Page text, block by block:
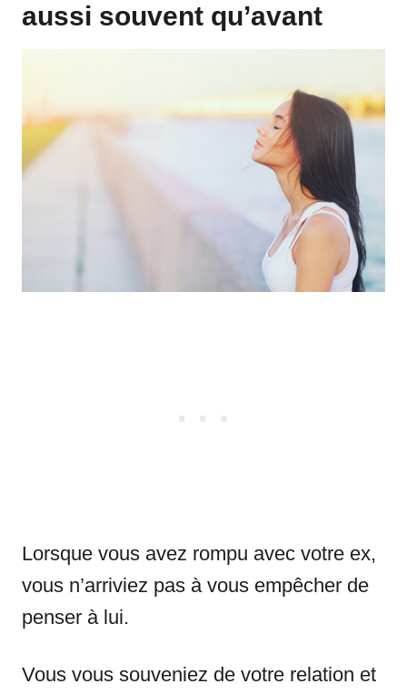
aussi souvent qu’avant
Lorsque vous avez rompu avec votre ex,
vous n’arriviez pas à vous empêcher de
penser à lui.
Vous vous souveniez de votre relation et